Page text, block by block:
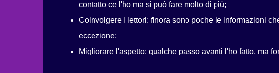
contatto ce l'ho ma si può fare molto di più;
Coinvolgere i lettori: finora sono poche le informazioni
eccezione;
Migliorare l'aspetto: qualche passo avanti l'ho fatto, ma